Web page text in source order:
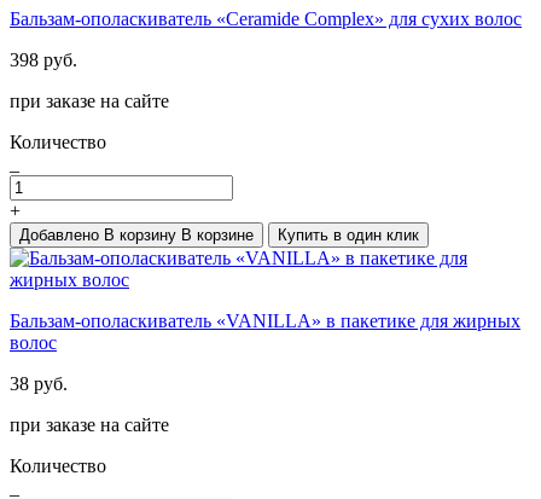
Бальзам-ополаскиватель «Ceramide Complex» для сухих волос
398 руб.
при заказе на сайте
Количество
+
Добавлено В корзину В корзине Купить в один клик
Бальзам-ополаскиватель «VANILLA» в пакетике для жирных
волос
38 руб.
при заказе на сайте
Количество